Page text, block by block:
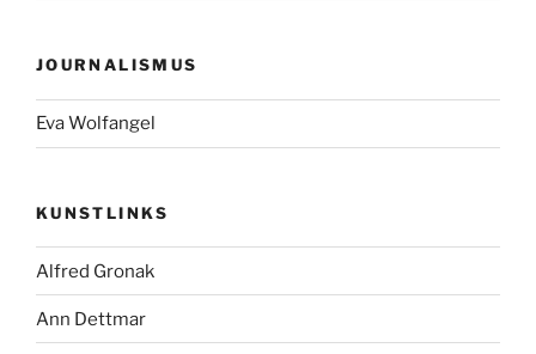
JOURNALISMUS
Eva Wolfangel
KUNSTLINKS
Alfred Gronak
Ann Dettmar